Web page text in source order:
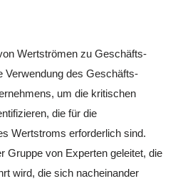
Wertströmen zu Geschäfts-
Verwendung des Geschäfts-
um die kritischen
die für die
Wertstroms erforderlich sind.
Gruppe von Experten geleitet, die
wird, die sich nacheinander